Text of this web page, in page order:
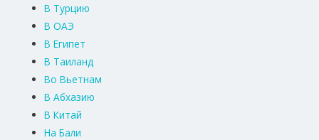
В Турцию
В ОАЭ
В Египет
В Таиланд
Во Вьетнам
В Абхазию
В Китай
На Бали